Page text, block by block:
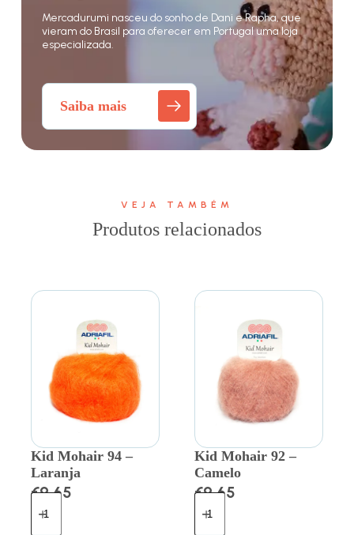
Mercadurumi nasceu do sonho de Dani e Rapha, que
vieram do Brasil para oferecer em Portugal uma loja
especializada.
Saiba mais
VEJA TAMBÉM
Produtos relacionados
Kid Mohair 94 –
Laranja
€9.65
Kid Mohair 92 –
Camelo
€9.65